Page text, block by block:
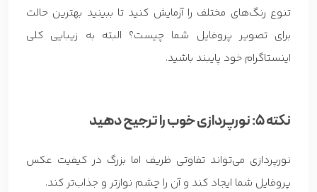
تنوع رنگ‌های مختلف را آزمایش کنید تا ببینید بهترین حالت
برای تصویر پروفایل شما چیست؟ البته به زیبایی کلی
اینستاگرام خود پایبند باشید.
نکته 5: نورپردازی خوب را ترجیح دهید
نورپردازی می‌تواند تفاوتی ظریف اما بزرگ در کیفیت عکس
پروفایل شما ایجاد کند و آن را چشم نوازتر و جذاب‌تر کند.